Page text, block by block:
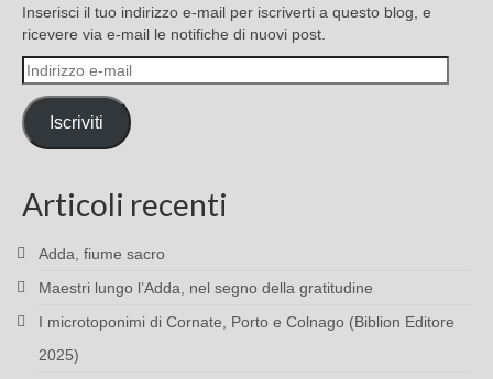
Inserisci il tuo indirizzo e-mail per iscriverti a questo blog, e
ricevere via e-mail le notifiche di nuovi post.
Indirizzo
e-
mail
Iscriviti
Articoli recenti
Adda, fiume sacro
Maestri lungo l’Adda, nel segno della gratitudine
I microtoponimi di Cornate, Porto e Colnago (Biblion Editore
2025)